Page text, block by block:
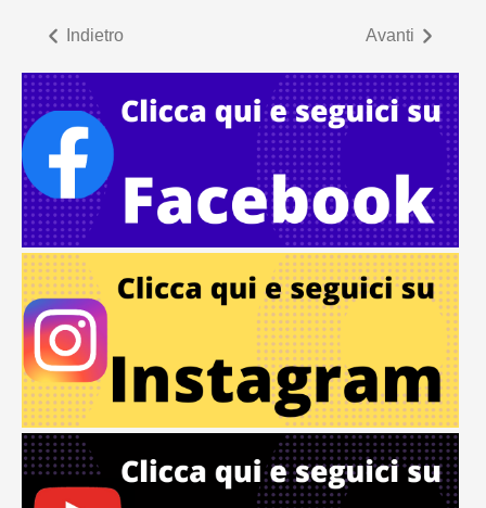
Indietro Avanti